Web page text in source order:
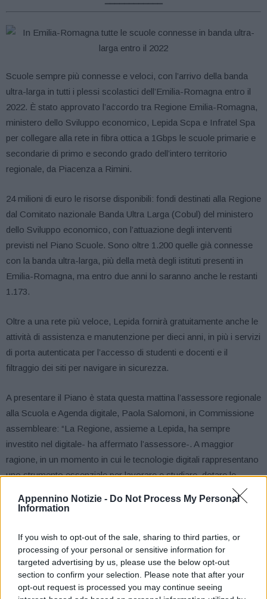
Appennino Notizie - Do Not Process My Personal
Information
If you wish to opt-out of the sale, sharing to third parties, or
processing of your personal or sensitive information for
targeted advertising by us, please use the below opt-out
section to confirm your selection. Please note that after your
opt-out request is processed you may continue seeing
Scuole sempre più connesse e veloci, con l’arrivo della banda
ultra-larga in tutti i plessi scolastici dell’Emilia-Romagna entro il
2022. È stato approvato l’accordo tra Regione Emilia-Romagna,
ministero dello Sviluppo economico, Lepida Scpa e Infratel Spa
per collegare alla rete in fibra ottica a 1Gbps le scuole primarie e
secondarie di primo e secondo grado dell’intero territorio
regionale, da Piacenza a Rimini.
24 milioni di euro le risorse disponibili: fondi destinati alla Regione
dal Comitato nazionale Banda Ultra Larga (Cobul) del ministero
dello Sviluppo economico, con l’attuazione degli interventi
previsti nel Piano Scuole. Sono oltre 1.200 quelle già connesse
con la banda ultra-larga, più della metà degli istituti presenti in
Emilia-Romagna, ma entro due anni lo saranno anche le restanti
1.173.
Oltre a una rete più veloce, Lepida fornirà gratuitamente anche le
attività di assistenza e manutenzione per dieci anni, in più i servizi
di porta autenticata per l’accesso di studenti e docenti e il
filtraggio dei siti per navigare in sicurezza.
A presentare il Piano è stata questa mattina l’assessore regionale
alla Scuola e Agenda digitale, Paola Salomoni, in Commissione
assembleare: “La Regione, assieme a Lepida, ha sempre
investito nel digitale- ha affermato l’assessore-. A maggior
ragione, in un momento in cui le tecnologie digitali rappresentano
uno strumento essenziale per lavorare e studiare, dotare le
scuole di connessioni a banda ultra-larga è una priorità. Tutti gli
istituti, dai centri urbani alle aree montane, devono essere messi
così del massimo della connettività, perché nessun comune
deve rimanere indietro: sin dall’inizio della legislatura questa è
stata la priorità. Sul sito della Regione- ha poi spiegato- è
disponibile il Piano banda ultra-larga con l’elenco delle scuole del